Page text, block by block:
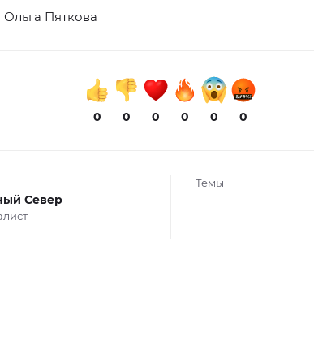
Пяткова
0 0 0 0 0 0
Север
Темы